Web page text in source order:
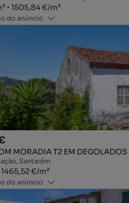
quadrado
1505,84 €/m²
do anúncio
MORADIA T2 EM
Santarém
quadrado
1465,52 €/m²
do anúncio